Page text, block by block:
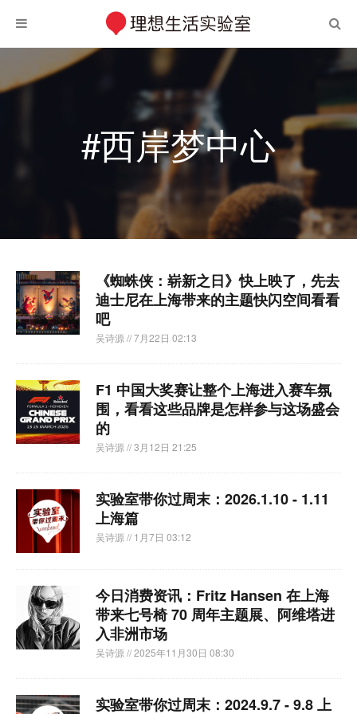
#西岸梦中心
《蜘蛛侠：崭新之日》快上映了，先去
迪士尼在上海带来的主题快闪空间看看
吧
吴诗源 // 7月22日 02:13
F1 中国大奖赛让整个上海进入赛车氛
围，看看这些品牌是怎样参与这场盛会
的
吴诗源 // 3月12日 21:25
实验室带你过周末：2026.1.10 - 1.11
上海篇
吴诗源 // 1月7日 03:12
今日消费资讯：Fritz Hansen 在上海
带来七号椅 70 周年主题展、阿维塔进
入非洲市场
吴诗源 // 2025年11月30日 08:30
实验室带你过周末：2024.9.7 - 9.8 上